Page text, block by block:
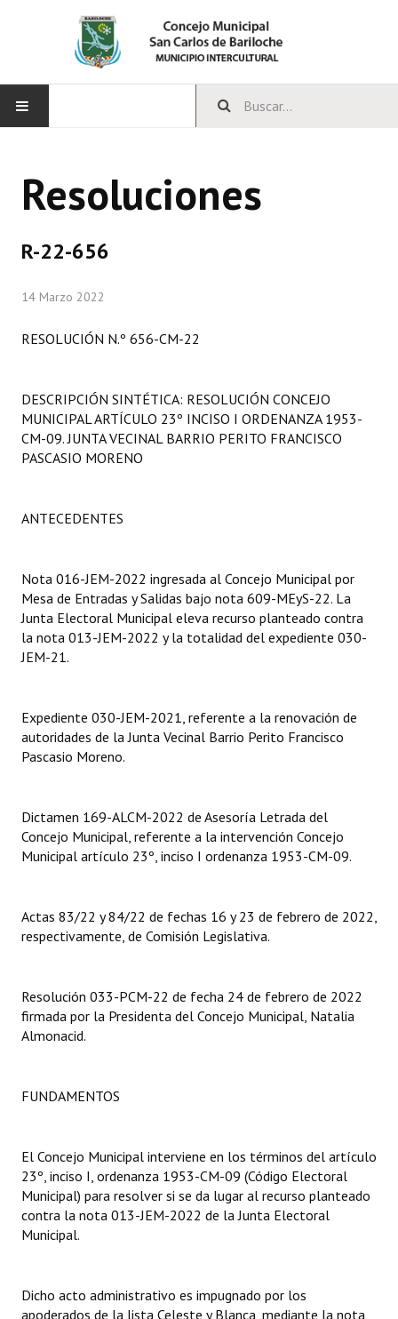
CONCEJO
Comisiones Especiales
Programas
LEGISLACIÓN
Carta Orgánica 2007
Reglamento Interno
Digesto
DOCUMENTOS
Informes de Gestión
Dictámenes Asesoría Letrada
Actas de Sesión
Ejecución Presupuestaria
NORMATIVA
Declaraciones
Resoluciones de Presidencia
INSTITUCIONAL
Antiguos Pobladores
Resoluciones
R-22-656
14 Marzo 2022
RESOLUCIÓN N.º 656-CM-22
DESCRIPCIÓN SINTÉTICA: RESOLUCIÓN CONCEJO
MUNICIPAL ARTÍCULO 23º INCISO I ORDENANZA 1953-
CM-09. JUNTA VECINAL BARRIO PERITO FRANCISCO
PASCASIO MORENO
ANTECEDENTES
Nota 016-JEM-2022 ingresada al Concejo Municipal por
Mesa de Entradas y Salidas bajo nota 609-MEyS-22. La
Junta Electoral Municipal eleva recurso planteado contra
la nota 013-JEM-2022 y la totalidad del expediente 030-
JEM-21.
Expediente 030-JEM-2021, referente a la renovación de
autoridades de la Junta Vecinal Barrio Perito Francisco
Pascasio Moreno.
Dictamen 169-ALCM-2022 de Asesoría Letrada del
Concejo Municipal, referente a la intervención Concejo
Municipal artículo 23º, inciso I ordenanza 1953-CM-09.
Actas 83/22 y 84/22 de fechas 16 y 23 de febrero de 2022,
respectivamente, de Comisión Legislativa.
Resolución 033-PCM-22 de fecha 24 de febrero de 2022
firmada por la Presidenta del Concejo Municipal, Natalia
Almonacid.
FUNDAMENTOS
El Concejo Municipal interviene en los términos del artículo
23º, inciso I, ordenanza 1953-CM-09 (Código Electoral
Municipal) para resolver si se da lugar al recurso planteado
contra la nota 013-JEM-2022 de la Junta Electoral
Municipal.
Dicho acto administrativo es impugnado por los
apoderados de la lista Celeste y Blanca, mediante la nota